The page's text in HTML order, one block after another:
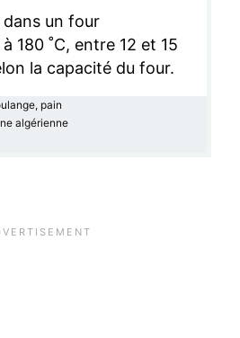
un four
180 ˚C, entre 12 et 15
la capacité du four.
pain
algérienne